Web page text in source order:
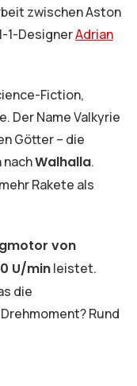
zwischen Aston
1-DesignerAdrian
Fiction,
Der Name Valkyrie
Götter – die
nachWalhalla.
Rakete als
von
U/minleistet.
die
Rund